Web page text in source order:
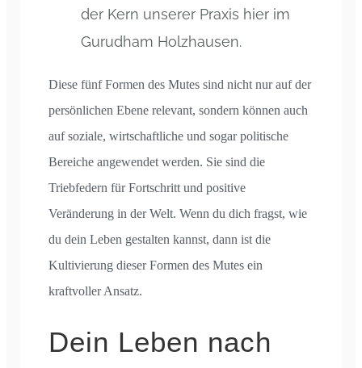
der Kern unserer Praxis hier im
Gurudham Holzhausen.
Diese fünf Formen des Mutes sind nicht nur auf der
persönlichen Ebene relevant, sondern können auch
auf soziale, wirtschaftliche und sogar politische
Bereiche angewendet werden. Sie sind die
Triebfedern für Fortschritt und positive
Veränderung in der Welt. Wenn du dich fragst, wie
du dein Leben gestalten kannst, dann ist die
Kultivierung dieser Formen des Mutes ein
kraftvoller Ansatz.
Dein Leben nach